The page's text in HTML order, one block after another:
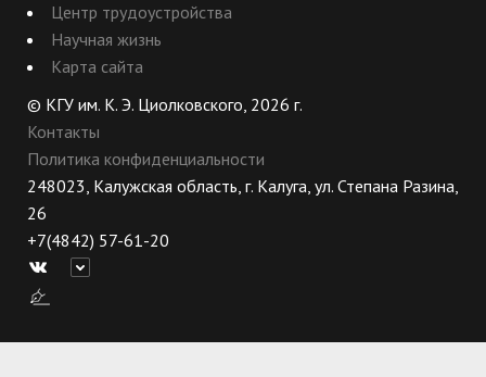
Центр трудоустройства
Научная жизнь
Карта сайта
© КГУ им. К. Э. Циолковского, 2026 г.
Контакты
Политика конфиденциальности
248023, Калужская область, г. Калуга, ул. Степана Разина,
26
+7(4842) 57-61-20